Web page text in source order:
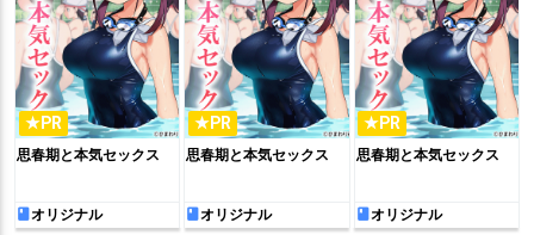
★PR
思春期と本気セックス
オリジナル
★PR
思春期と本気セックス
オリジナル
★PR
思春期と本気セックス
オリジナル